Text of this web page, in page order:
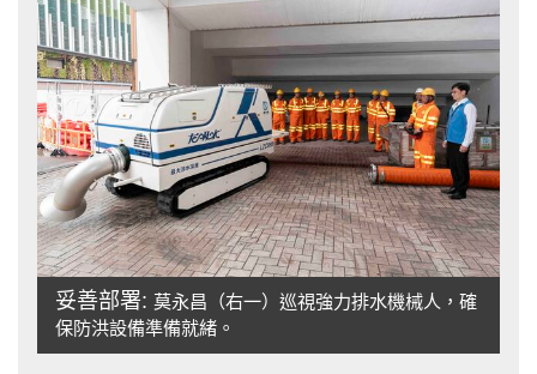
妥善部署: 莫永昌（右一）巡視強力排水機械人，確
保防洪設備準備就緒。